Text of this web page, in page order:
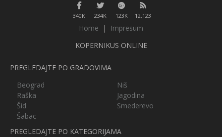
340K 234K 123K 12,123
Home |
Impresum
KOPERNIKUS ONLINE
PREGLEDAJTE PO GRADOVIMA
Beograd
Niš
Raška
Jagodina
Šid
Smederevo
Šabac
PREGLEDAJTE PO KATEGORIJAMA